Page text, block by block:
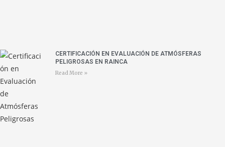
CERTIFICACIÓN EN EVALUACIÓN DE ATMÓSFERAS
PELIGROSAS EN RAINCA
Read More »